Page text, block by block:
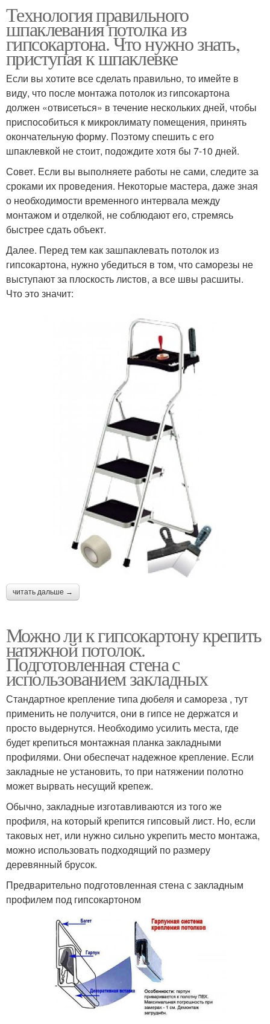
Технология правильного
шпаклевания потолка из
гипсокартона. Что нужно знать,
приступая к шпаклевке
Если вы хотите все сделать правильно, то имейте в
виду, что после монтажа потолок из гипсокартона
должен «отвисеться» в течение нескольких дней, чтобы
приспособиться к микроклимату помещения, принять
окончательную форму. Поэтому спешить с его
шпаклевкой не стоит, подождите хотя бы 7-10 дней.
Совет. Если вы выполняете работы не сами, следите за
сроками их проведения. Некоторые мастера, даже зная
о необходимости временного интервала между
монтажом и отделкой, не соблюдают его, стремясь
быстрее сдать объект.
Далее. Перед тем как зашпаклевать потолок из
гипсокартона, нужно убедиться в том, что саморезы не
выступают за плоскость листов, а все швы расшиты.
Что это значит:
читать дальше →
Можно ли к гипсокартону крепить
натяжной потолок.
Подготовленная стена с
использованием закладных
Стандартное крепление типа дюбеля и самореза , тут
применить не получится, они в гипсе не держатся и
просто выдернутся. Необходимо усилить места, где
будет крепиться монтажная планка закладными
профилями. Они обеспечат надежное крепление. Если
закладные не установить, то при натяжении полотно
может вырвать несущий крепеж.
Обычно, закладные изготавливаются из того же
профиля, на который крепится гипсовый лист. Но, если
таковых нет, или нужно сильно укрепить место монтажа,
можно использовать подходящий по размеру
деревянный брусок.
Предварительно подготовленная стена с закладным
профилем под гипсокартоном